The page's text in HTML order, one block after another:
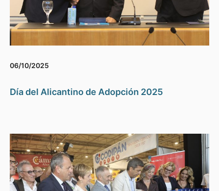
06/10/2025
Día del Alicantino de Adopción 2025